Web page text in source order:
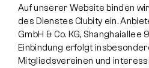
Auf unserer Website binden
des Dienstes Clubity ein.
GmbH & Co. KG, Shanghaiallee
Einbindung erfolgt
Mitgliedsvereinen und